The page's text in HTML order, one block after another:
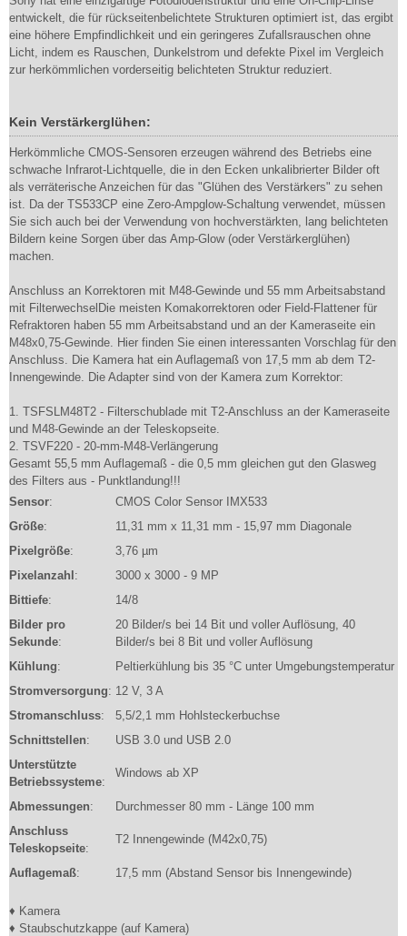
entwickelt, die für rückseitenbelichtete Strukturen optimiert ist, das ergibt
eine höhere Empfindlichkeit und ein geringeres Zufallsrauschen ohne
Licht, indem es Rauschen, Dunkelstrom und defekte Pixel im Vergleich
zur herkömmlichen vorderseitig belichteten Struktur reduziert.
Kein Verstärkerglühen:
Herkömmliche CMOS-Sensoren erzeugen während des Betriebs eine
schwache Infrarot-Lichtquelle, die in den Ecken unkalibrierter Bilder oft
als verräterische Anzeichen für das "Glühen des Verstärkers" zu sehen
ist. Da der TS533CP eine Zero-Ampglow-Schaltung verwendet, müssen
Sie sich auch bei der Verwendung von hochverstärkten, lang belichteten
Bildern keine Sorgen über das Amp-Glow (oder Verstärkerglühen)
machen.
Anschluss an Korrektoren mit M48-Gewinde und 55 mm Arbeitsabstand
mit FilterwechselDie meisten Komakorrektoren oder Field-Flattener für
Refraktoren haben 55 mm Arbeitsabstand und an der Kameraseite ein
M48x0,75-Gewinde. Hier finden Sie einen interessanten Vorschlag für den
Anschluss. Die Kamera hat ein Auflagemaß von 17,5 mm ab dem T2-
Innengewinde. Die Adapter sind von der Kamera zum Korrektor:
1. TSFSLM48T2 - Filterschublade mit T2-Anschluss an der Kameraseite
und M48-Gewinde an der Teleskopseite.
2. TSVF220 - 20-mm-M48-Verlängerung
Gesamt 55,5 mm Auflagemaß - die 0,5 mm gleichen gut den Glasweg
des Filters aus - Punktlandung!!!
Sensor:
CMOS Color Sensor IMX533
Größe:
11,31 mm x 11,31 mm - 15,97 mm Diagonale
Pixelgröße:
3,76 µm
Pixelanzahl :
3000 x 3000 - 9 MP
Bittiefe:
14/8
Bilder pro
Sekunde:
20 Bilder/s bei 14 Bit und voller Auflösung, 40
Bilder/s bei 8 Bit und voller Auflösung
Kühlung:
Peltierkühlung bis 35 °C unter Umgebungstemperatur
Stromversorgung: 12 V, 3 A
Stromanschluss:
5,5/2,1 mm Hohlsteckerbuchse
Schnittstellen:
USB 3.0 und USB 2.0
Unterstützte
Betriebssysteme:
Windows ab XP
Abmessungen:
Durchmesser 80 mm - Länge 100 mm
Anschluss
Teleskopseite:
T2 Innengewinde (M42x0,75)
Auflagemaß: 17,5 mm (Abstand Sensor bis Innengewinde)
♦ Kamera
♦ Staubschutzkappe (auf Kamera)